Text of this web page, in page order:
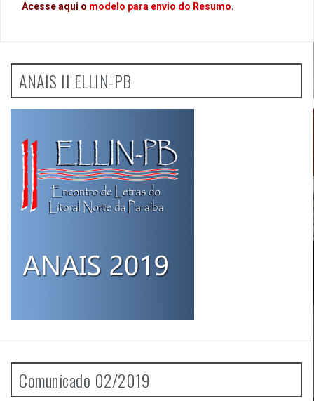
Acesse aqui o modelo para envio do Resumo.
ANAIS II ELLIN-PB
Comunicado 02/2019